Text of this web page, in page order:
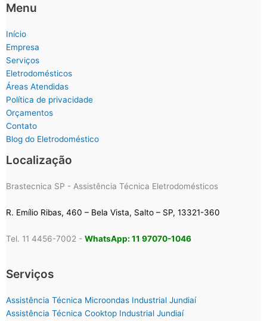
Menu
Início
Empresa
Serviços
Eletrodomésticos
Áreas Atendidas
Política de privacidade
Orçamentos
Contato
Blog do Eletrodoméstico
Localização
Brastecnica SP - Assistência Técnica Eletrodomésticos
R. Emílio Ribas, 460 – Bela Vista, Salto – SP, 13321-360
Tel. 11 4456-7002 - WhatsApp: 11 97070-1046
Serviços
Assistência Técnica Microondas Industrial Jundiaí
Assistência Técnica Cooktop Industrial Jundiaí